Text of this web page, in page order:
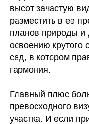
высот зачастую
разместить в ее
планов природы и
освоению крутого
сад, в котором
гармония.
Главный плюс
превосходного
участка. И если